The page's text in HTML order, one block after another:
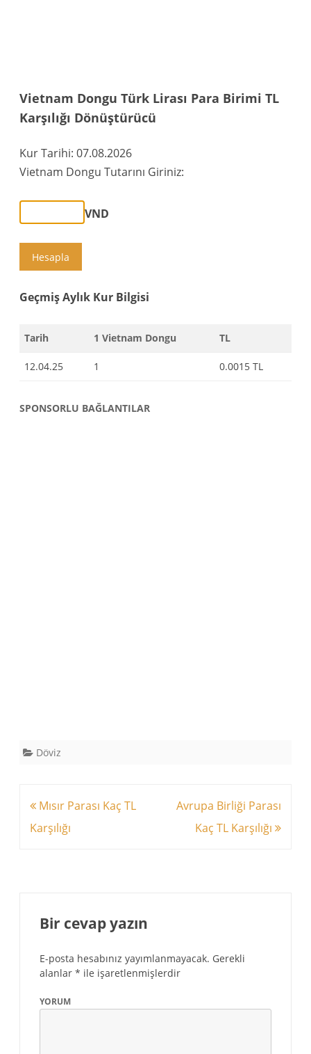
Vietnam Dongu Türk Lirası Para Birimi TL
Karşılığı Dönüştürücü
Kur Tarihi: 07.08.2026
Vietnam Dongu Tutarını Giriniz:
VND
Hesapla
Geçmiş Aylık Kur Bilgisi
Tarih 1 Vietnam Dongu TL
12.04.25 1 0.0015 TL
SPONSORLU BAĞLANTILAR
Döviz
Yazı
dolaşımı
Mısır Parası Kaç TL
Karşılığı
Avrupa Birliği Parası
Kaç TL Karşılığı
Bir cevap yazın
E-posta hesabınız yayımlanmayacak. Gerekli
alanlar * ile işaretlenmişlerdir
YORUM